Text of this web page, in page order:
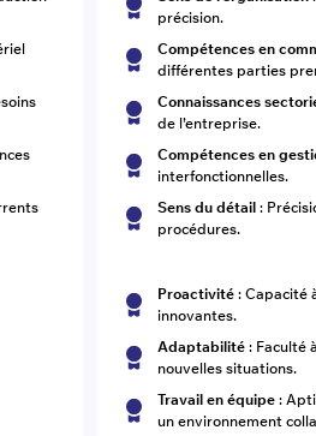
précision.
Compétences en
différentes parties
Connaissances
de l’entreprise.
Compétences en
interfonctionnelles.
Sens du détail :
procédures.
Proactivité : Capacité
innovantes.
Adaptabilité: Faculté
nouvelles situations.
Travail en équipe :
un environnement